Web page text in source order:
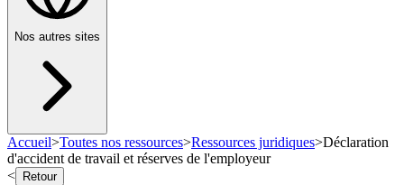
Nos autres sites
Accueil>Toutes nos ressources>Ressources juridiques>Déclaration
d'accident de travail et réserves de l'employeur
<
Retour